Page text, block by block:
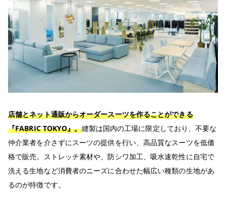
店舗とネット通販からオーダースーツを作ることができる
『FABRIC TOKYO』。縫製は国内の工場に限定しており、不要な
仲介業者を介さずにスーツの提供を行い、高品質なスーツを低価
格で販売。ストレッチ素材や、防シワ加工、吸水速乾性に自宅で
洗える生地など消費者のニーズに合わせた幅広い種類の生地があ
るのが特徴です。